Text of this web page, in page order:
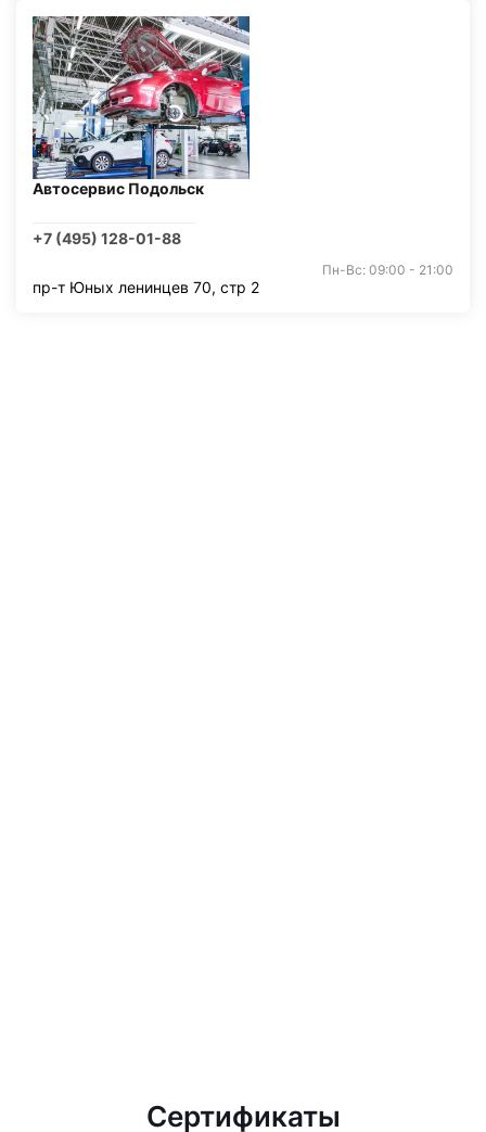
Автосервис Подольск
+7 (495) 128-01-88
Пн-Вс: 09:00 - 21:00
пр-т Юных ленинцев 70, стр 2
Сертификаты